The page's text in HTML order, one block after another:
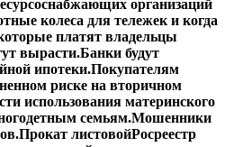
организаций
колеса для тележек и когда
платят владельцы
вырасти.Банки будут
ипотеки.Покупателям
риске на вторичном
использования материнского
семьям.Мошенники
Прокат листовойРосреестр